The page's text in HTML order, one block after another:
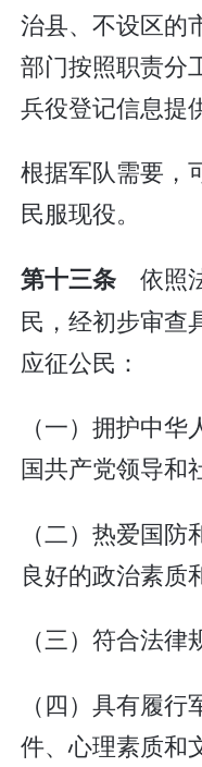
治县、不设区的
部门按照职责分
兵役登记信息提
根据军队需要，
民服现役。
第十三条 依照
民，经初步审查
应征公民：
（一）拥护中
国共产党领导和
（二）热爱国
良好的政治素质
（三）符合法律
（四）具有履
件、心理素质和